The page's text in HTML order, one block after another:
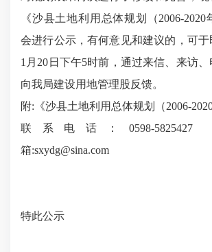
《沙县土地利用总体规划（2006-2020
会进行公示，有何意见和建议的，可于
1 月 20 日下午5时前，通过来信、来访
向我局建设用地管理股反馈。
附: 《沙县土地利用总体规划（2006-
联系电话： 0598-5825427
箱:sxydg@sina.com
特此公示